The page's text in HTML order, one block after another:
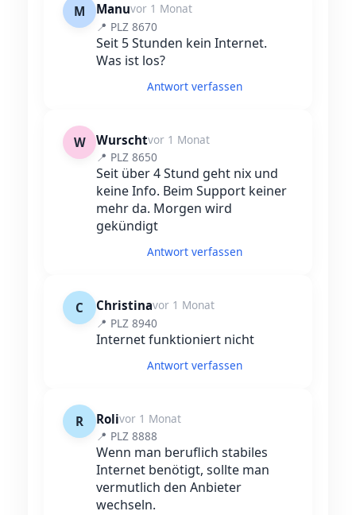
M Manuvor 1 Monat
📍 PLZ 8670
Seit 5 Stunden kein Internet.
Was ist los?
Antwort verfassen
W Wurschtvor 1 Monat
📍 PLZ 8650
Seit über 4 Stund geht nix und
keine Info. Beim Support keiner
mehr da. Morgen wird
gekündigt
Antwort verfassen
C Christinavor 1 Monat
📍 PLZ 8940
Internet funktioniert nicht
Antwort verfassen
R Rolivor 1 Monat
📍 PLZ 8888
Wenn man beruflich stabiles
Internet benötigt, sollte man
vermutlich den Anbieter
wechseln.